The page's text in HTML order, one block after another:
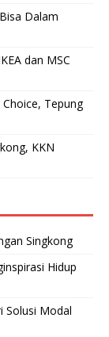
Dalam
dan MSC
Tepung
KKN
Singkong
Hidup
Solusi Modal